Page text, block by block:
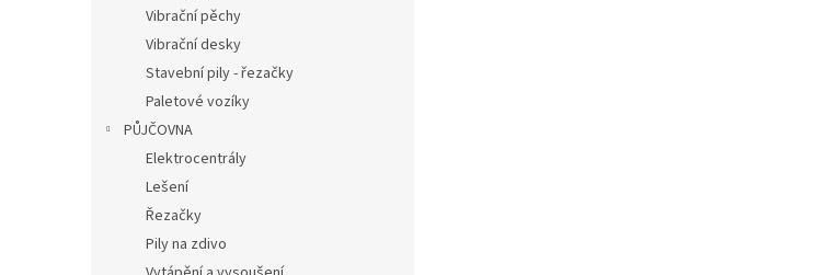
Vibrační pěchy
Vibrační desky
Stavební pily - řezačky
Paletové vozíky
PŮJČOVNA
Elektrocentrály
Lešení
Řezačky
Pily na zdivo